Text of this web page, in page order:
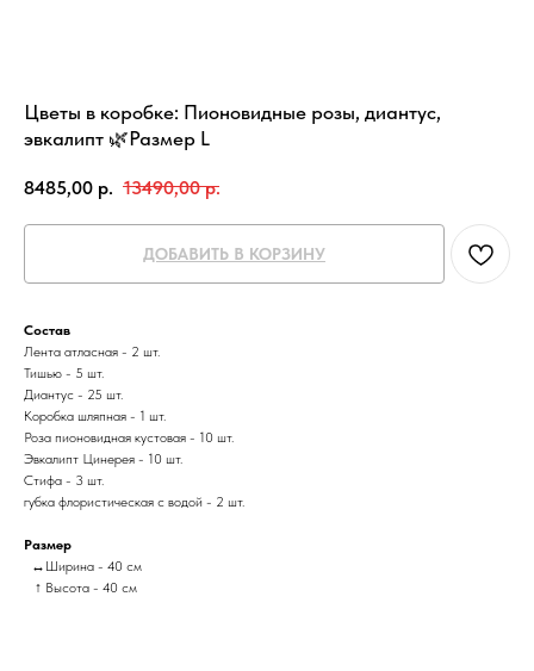
Цветы в коробке: Пионовидные розы, диантус,
эвкалипт 🌿Размер L
8485,00 р. 13490,00 р.
ДОБАВИТЬ В КОРЗИНУ
Состав
Лента атласная - 2 шт.
Тишью - 5 шт.
Диантус - 25 шт.
Коробка шляпная - 1 шт.
Роза пионовидная кустовая - 10 шт.
Эвкалипт Цинерея - 10 шт.
Стифа - 3 шт.
губка флористическая с водой - 2 шт.
Размер
↔Ширина - 40 см
↑ Высота - 40 см